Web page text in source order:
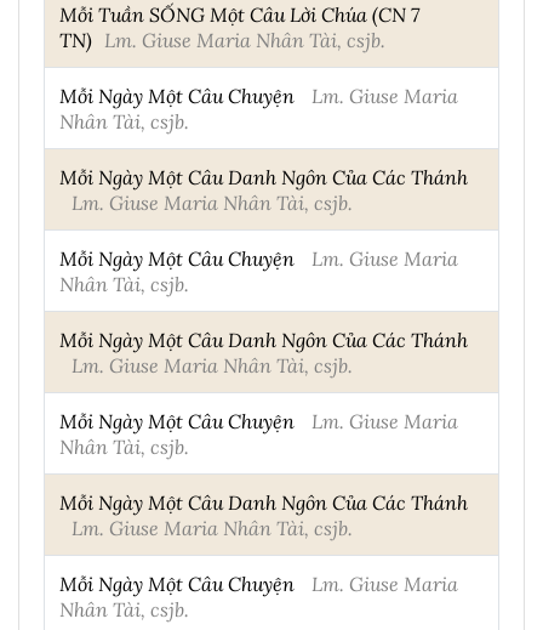
Mỗi Tuần SỐNG Một Câu Lời Chúa (CN 7
TN) Lm. Giuse Maria Nhân Tài, csjb.
Mỗi Ngày Một Câu Chuyện
Lm. Giuse Maria
Nhân Tài, csjb.
Mỗi Ngày Một Câu Danh Ngôn Của Các Thánh
Lm. Giuse Maria Nhân Tài, csjb.
Mỗi Ngày Một Câu Chuyện
Lm. Giuse Maria
Nhân Tài, csjb.
Mỗi Ngày Một Câu Danh Ngôn Của Các Thánh
Lm. Giuse Maria Nhân Tài, csjb.
Mỗi Ngày Một Câu Chuyện
Lm. Giuse Maria
Nhân Tài, csjb.
Mỗi Ngày Một Câu Danh Ngôn Của Các Thánh
Lm. Giuse Maria Nhân Tài, csjb.
Mỗi Ngày Một Câu Chuyện
Lm. Giuse Maria
Nhân Tài, csjb.